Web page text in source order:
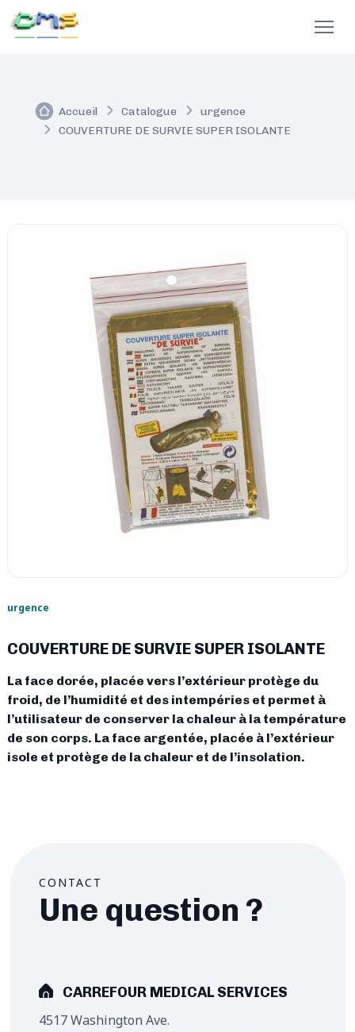
Accueil Catalogue
urgence
COUVERTURE DE SURVIE SUPER ISOLANTE
urgence
COUVERTURE DE SURVIE SUPER ISOLANTE
La face dorée, placée vers l’extérieur protège du
froid, de l’humidité et des intempéries et permet à
l’utilisateur de conserver la chaleur à la température
de son corps. La face argentée, placée à l’extérieur
isole et protège de la chaleur et de l’insolation.
CONTACT
Une question ?
CARREFOUR MEDICAL SERVICES
4517 Washington Ave.